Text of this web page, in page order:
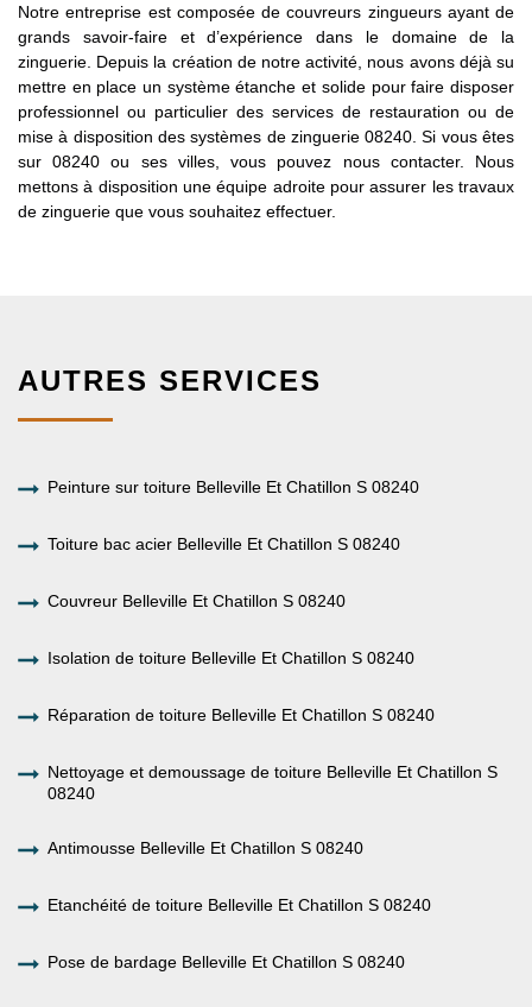
Notre entreprise est composée de couvreurs zingueurs ayant de
grands savoir-faire et d’expérience dans le domaine de la
zinguerie. Depuis la création de notre activité, nous avons déjà su
mettre en place un système étanche et solide pour faire disposer
professionnel ou particulier des services de restauration ou de
mise à disposition des systèmes de zinguerie 08240. Si vous êtes
sur 08240 ou ses villes, vous pouvez nous contacter. Nous
mettons à disposition une équipe adroite pour assurer les travaux
de zinguerie que vous souhaitez effectuer.
AUTRES SERVICES
Peinture sur toiture Belleville Et Chatillon S 08240
Toiture bac acier Belleville Et Chatillon S 08240
Couvreur Belleville Et Chatillon S 08240
Isolation de toiture Belleville Et Chatillon S 08240
Réparation de toiture Belleville Et Chatillon S 08240
Nettoyage et demoussage de toiture Belleville Et Chatillon S
08240
Antimousse Belleville Et Chatillon S 08240
Etanchéité de toiture Belleville Et Chatillon S 08240
Pose de bardage Belleville Et Chatillon S 08240